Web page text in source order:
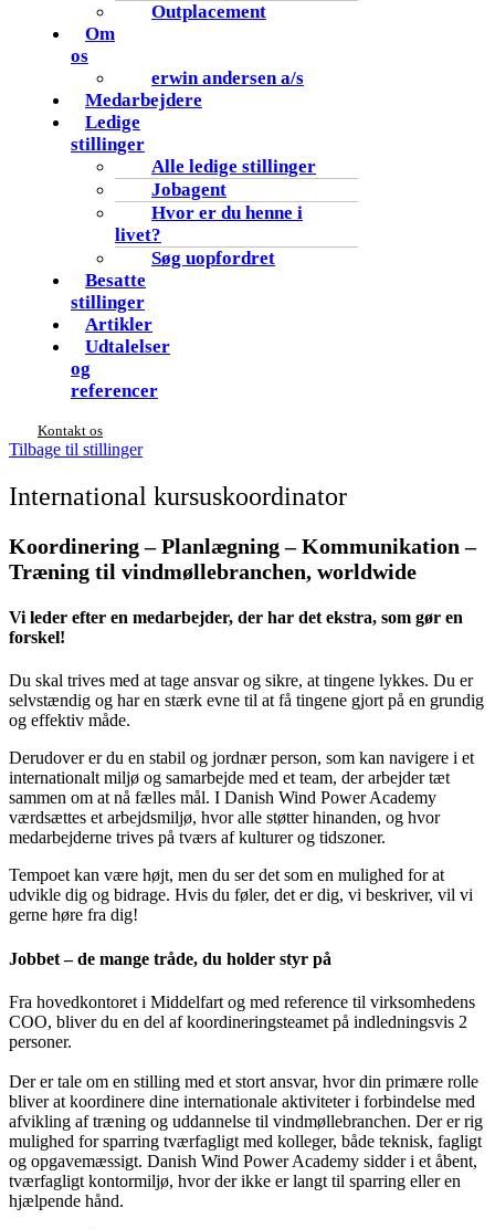
Outplacement
Om
os
erwin andersen a/s
Medarbejdere
Ledige
stillinger
Alle ledige stillinger
Jobagent
Hvor er du henne i
livet?
Søg uopfordret
Besatte
stillinger
Artikler
Udtalelser
og
referencer
Kontakt os
Tilbage til stillinger
International kursuskoordinator
Koordinering – Planlægning – Kommunikation –
Træning til vindmøllebranchen, worldwide
Vi leder efter en medarbejder, der har det ekstra, som gør en
forskel!
Du skal trives med at tage ansvar og sikre, at tingene lykkes. Du er
selvstændig og har en stærk evne til at få tingene gjort på en grundig
og effektiv måde.
Derudover er du en stabil og jordnær person, som kan navigere i et
internationalt miljø og samarbejde med et team, der arbejder tæt
sammen om at nå fælles mål. I Danish Wind Power Academy
værdsættes et arbejdsmiljø, hvor alle støtter hinanden, og hvor
medarbejderne trives på tværs af kulturer og tidszoner.
Tempoet kan være højt, men du ser det som en mulighed for at
udvikle dig og bidrage. Hvis du føler, det er dig, vi beskriver, vil vi
gerne høre fra dig!
Jobbet – de mange tråde, du holder styr på
Fra hovedkontoret i Middelfart og med reference til virksomhedens
COO, bliver du en del af koordineringsteamet på indledningsvis 2
personer.
Der er tale om en stilling med et stort ansvar, hvor din primære rolle
bliver at koordinere dine internationale aktiviteter i forbindelse med
afvikling af træning og uddannelse til vindmøllebranchen. Der er rig
mulighed for sparring tværfagligt med kolleger, både teknisk, fagligt
og opgavemæssigt. Danish Wind Power Academy sidder i et åbent,
tværfagligt kontormiljø, hvor der ikke er langt til sparring eller en
hjælpende hånd.